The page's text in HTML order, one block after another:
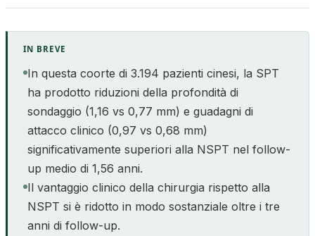
IN BREVE
In questa coorte di 3.194 pazienti cinesi, la SPT
ha prodotto riduzioni della profondità di
sondaggio (1,16 vs 0,77 mm) e guadagni di
attacco clinico (0,97 vs 0,68 mm)
significativamente superiori alla NSPT nel follow-
up medio di 1,56 anni.
Il vantaggio clinico della chirurgia rispetto alla
NSPT si è ridotto in modo sostanziale oltre i tre
anni di follow-up.